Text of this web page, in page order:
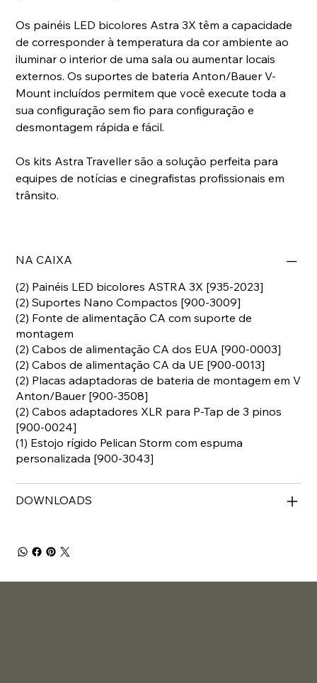
Os painéis LED bicolores Astra 3X têm a capacidade
de corresponder à temperatura da cor ambiente ao
iluminar o interior de uma sala ou aumentar locais
externos. Os suportes de bateria Anton/Bauer V-
Mount incluídos permitem que você execute toda a
sua configuração sem fio para configuração e
desmontagem rápida e fácil.
Os kits Astra Traveller são a solução perfeita para
equipes de notícias e cinegrafistas profissionais em
trânsito.
NA CAIXA
(2) Painéis LED bicolores ASTRA 3X [935-2023]
(2) Suportes Nano Compactos [900-3009]
(2) Fonte de alimentação CA com suporte de
montagem
(2) Cabos de alimentação CA dos EUA [900-0003]
(2) Cabos de alimentação CA da UE [900-0013]
(2) Placas adaptadoras de bateria de montagem em V
Anton/Bauer [900-3508]
(2) Cabos adaptadores XLR para P-Tap de 3 pinos
[900-0024]
(1) Estojo rígido Pelican Storm com espuma
personalizada [900-3043]
DOWNLOADS